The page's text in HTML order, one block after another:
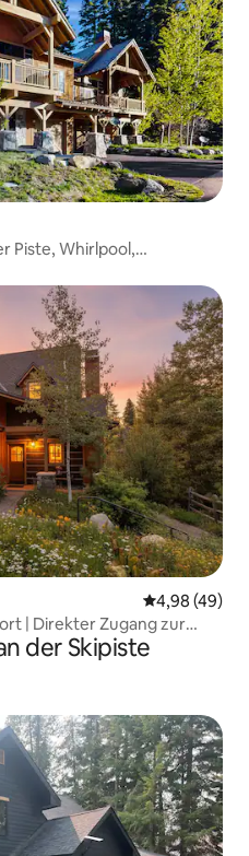
Piste, Whirlpool,
4,98 (49)
| Direkter Zugang zur
der Skipiste